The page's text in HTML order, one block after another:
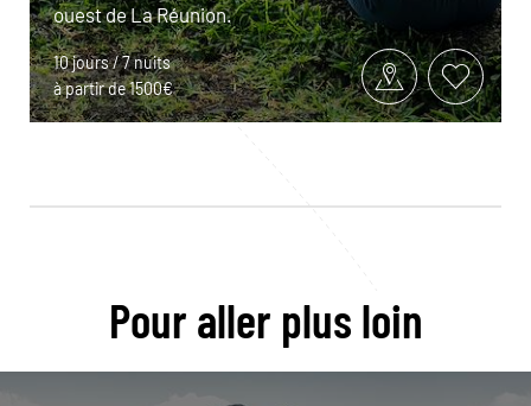
ouest de La Réunion.
10 jours / 7 nuits
à partir de 1500€
Pour aller plus loin